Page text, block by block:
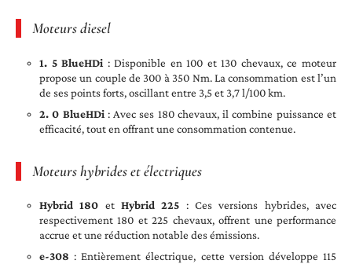
Moteurs diesel
1. 5 BlueHDi : Disponible en 100 et 130 chevaux, ce moteur
propose un couple de 300 à 350 Nm. La consommation est l’un
de ses points forts, oscillant entre 3,5 et 3,7 l/100 km.
2. 0 BlueHDi: Avec ses 180 chevaux, il combine puissance et
efficacité, tout en offrant une consommation contenue.
Moteurs hybrides et électriques
Hybrid 180 etHybrid 225 : Ces versions hybrides, avec
respectivement 180 et 225 chevaux, offrent une performance
accrue et une réduction notable des émissions.
e-308 : Entièrement électrique, cette version développe 115